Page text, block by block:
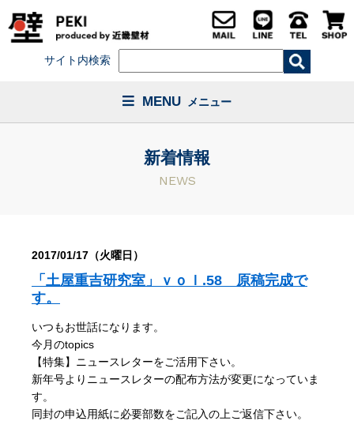
サイト内検索
MENU メニュー
新着情報
NEWS
2017/01/17（火曜日）
「土屋重吉研究室」ｖｏｌ.58 原稿完成で
す。
いつもお世話になります。
今月のtopics
【特集】ニュースレターをご活用下さい。
新年号よりニュースレターの配布方法が変更になっていま
す。
同封の申込用紙に必要部数をご記入の上ご返信下さい。